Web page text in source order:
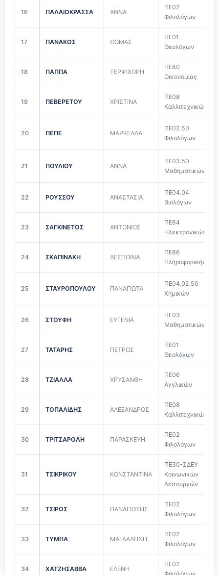
16 ΠΑΛΑΙΟΚΡΑΣΣΑ ΑΝΝΑ
ΠΕ02
Φιλολόγων
17 ΠΑΝΑΚΟΣ ΘΩΜΑΣ
ΠΕ01
Θεολόγων
18 ΠΑΠΠΑ ΤΕΡΨΙΧΟΡΗ
ΠΕ80
Οικονομίας
19 ΠΕΒΕΡΕΤΟΥ ΧΡΙΣΤΙΝΑ
ΠΕ08
Καλλιτεχνικών
20 ΠΕΠΕ ΜΑΡΚΕΛΛΑ
ΠΕ02.50
Φιλολόγων
21 ΠΟΥΛΙΟΥ ΑΝΝΑ
ΠΕ03.50
Μαθηματικών
22 ΡΟΥΣΣΟΥ ΑΝΑΣΤΑΣΙΑ
ΠΕ04.04
Βιολόγων
23 ΣΑΓΚΙΝΕΤΟΣ ΑΝΤΩΝΙΟΣ
ΠΕ84
Ηλεκτρονικών
24 ΣΚΑΠΙΝΑΚΗ ΔΕΣΠΟΙΝΑ
ΠΕ86
Πληροφορικής
25 ΣΤΑΥΡΟΠΟΥΛΟΥ ΠΑΝΑΓΙΩΤΑ
ΠΕ04.02.50
Χημικών
26 ΣΤΟΥΦΗ ΕΥΓΕΝΙΑ
ΠΕ03
Μαθηματικών
27 ΤΑΤΑΡΗΣ ΠΕΤΡΟΣ
ΠΕ01
Θεολόγων
28 ΤΖΙΑΛΛΑ ΧΡΥΣΑΝΘΗ
ΠΕ06
Αγγλικών
29 ΤΟΠΑΛΙΔΗΣ ΑΛΕΞΑΝΔΡΟΣ
ΠΕ08
Καλλιτεχνικών
30 ΤΡΙΤΣΑΡΟΛΗ ΠΑΡΑΣΚΕΥΗ
ΠΕ02
Φιλολόγων
31 ΤΣΙΚΡΙΚΟΥ ΚΩΝΣΤΑΝΤΙΝΑ
ΠΕ30-ΣΔΕΥ
Κοινωνικών
Λειτουργών
32 ΤΣΙΡΟΣ ΠΑΝΑΓΙΩΤΗΣ
ΠΕ02
Φιλολόγων
33 ΤΥΜΠΑ ΜΑΓΔΑΛΗΝΗ
ΠΕ02
Φιλολόγων
34 ΧΑΤΖΗΣΑΒΒΑ ΕΛΕΝΗ
ΠΕ02